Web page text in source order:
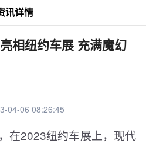
讯详情
相纽约车展 充满魔幻
04-06 08:26:45
在2023纽约车展上，现代